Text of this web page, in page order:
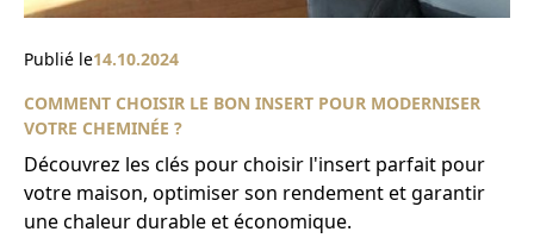
Publié le14.10.2024
COMMENT CHOISIR LE BON INSERT POUR MODERNISER
VOTRE CHEMINÉE ?
Découvrez les clés pour choisir l'insert parfait pour
votre maison, optimiser son rendement et garantir
une chaleur durable et économique.